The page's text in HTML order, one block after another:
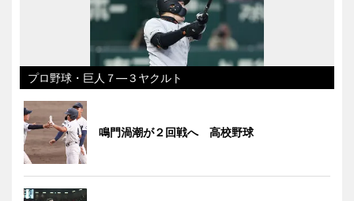
プロ野球・巨人７―３ヤクルト
鳴門渦潮が２回戦へ 高校野球